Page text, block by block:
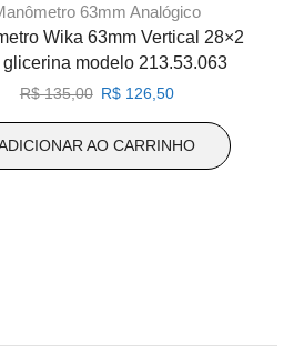
63mm Analógico
Wika 63mm Vertical 28×2
glicerina modelo 213.53.063
R$135,00 O
original
R$126,50O
atual
AO CARRINHO